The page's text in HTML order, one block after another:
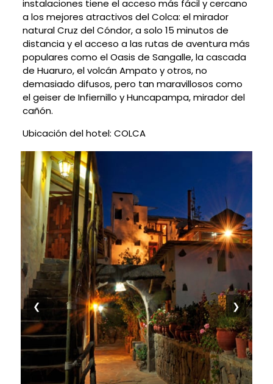
instalaciones tiene el acceso más fácil y cercano
a los mejores atractivos del Colca: el mirador
natural Cruz del Cóndor, a solo 15 minutos de
distancia y el acceso a las rutas de aventura más
populares como el Oasis de Sangalle, la cascada
de Huaruro, el volcán Ampato y otros, no
demasiado difusos, pero tan maravillosos como
el geiser de Infiernillo y Huncapampa, mirador del
cañón.
Ubicación del hotel: COLCA
❮ ❯